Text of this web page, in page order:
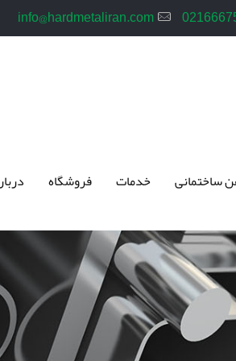
info@hardmetaliran.com
ساختمانی خدمات فروشگاه